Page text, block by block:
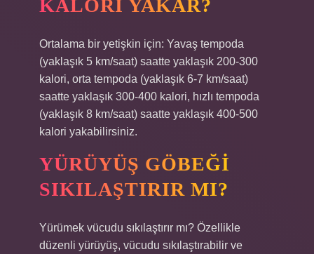
KALORI YAKAR?
Ortalama bir yetişkin için: Yavaş tempoda
(yaklaşık 5 km/saat) saatte yaklaşık 200-300
kalori, orta tempoda (yaklaşık 6-7 km/saat)
saatte yaklaşık 300-400 kalori, hızlı tempoda
(yaklaşık 8 km/saat) saatte yaklaşık 400-500
kalori yakabilirsiniz.
YÜRÜYÜŞ GÖBEĞI
SIKILAŞTIRIR MI?
Yürümek vücudu sıkılaştırır mı? Özellikle
düzenli yürüyüş, vücudu sıkılaştırabilir ve